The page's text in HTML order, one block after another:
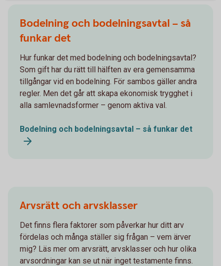
Bodelning och bodelningsavtal – så
funkar det
Hur funkar det med bodelning och bodelningsavtal?
Som gift har du rätt till hälften av era gemensamma
tillgångar vid en bodelning. För sambos gäller andra
regler. Men det går att skapa ekonomisk trygghet i
alla samlevnadsformer – genom aktiva val.
Bodelning och bodelningsavtal – så funkar det
Arvsrätt och arvsklasser
Det finns flera faktorer som påverkar hur ditt arv
fördelas och många ställer sig frågan – vem ärver
mig? Läs mer om arvsrätt, arvsklasser och hur olika
arvsordningar kan se ut när inget testamente finns.